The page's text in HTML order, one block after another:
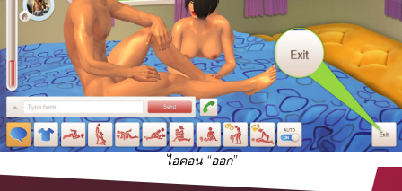
ไอคอน “ออก”